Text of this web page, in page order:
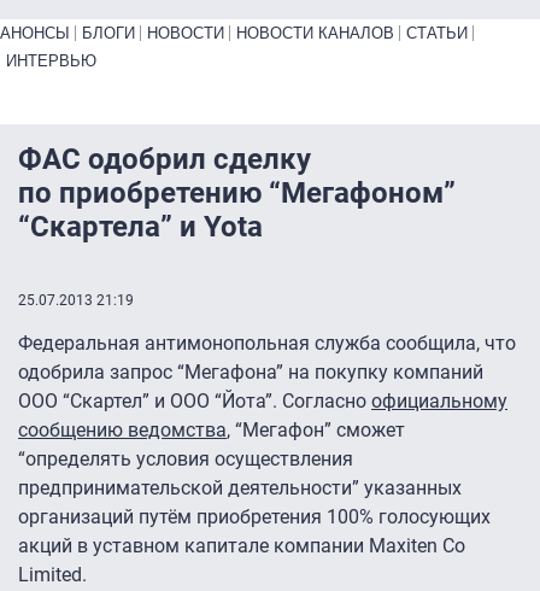
Primary links bottom
АНОНСЫ БЛОГИ НОВОСТИ НОВОСТИ КАНАЛОВ
СТАТЬИ
ИНТЕРВЬЮ
ФАС одобрил сделку
по приобретению “Мегафоном”
“Скартела” и Yota
25.07.2013 21:19
Федеральная антимонопольная служба сообщила, что
одобрила запрос “Мегафона” на покупку компаний
ООО “Скартел” и ООО “Йота”. Согласно официальному
сообщению ведомства, “Мегафон” сможет
“определять условия осуществления
предпринимательской деятельности” указанных
организаций путём приобретения 100% голосующих
акций в уставном капитале компании Maxiten Co
Limited.